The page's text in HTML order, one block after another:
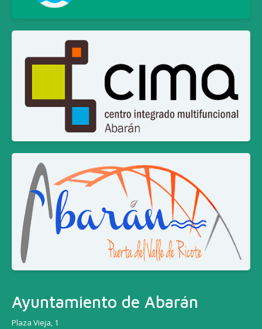
Ayuntamiento de Abarán
Plaza Vieja, 1